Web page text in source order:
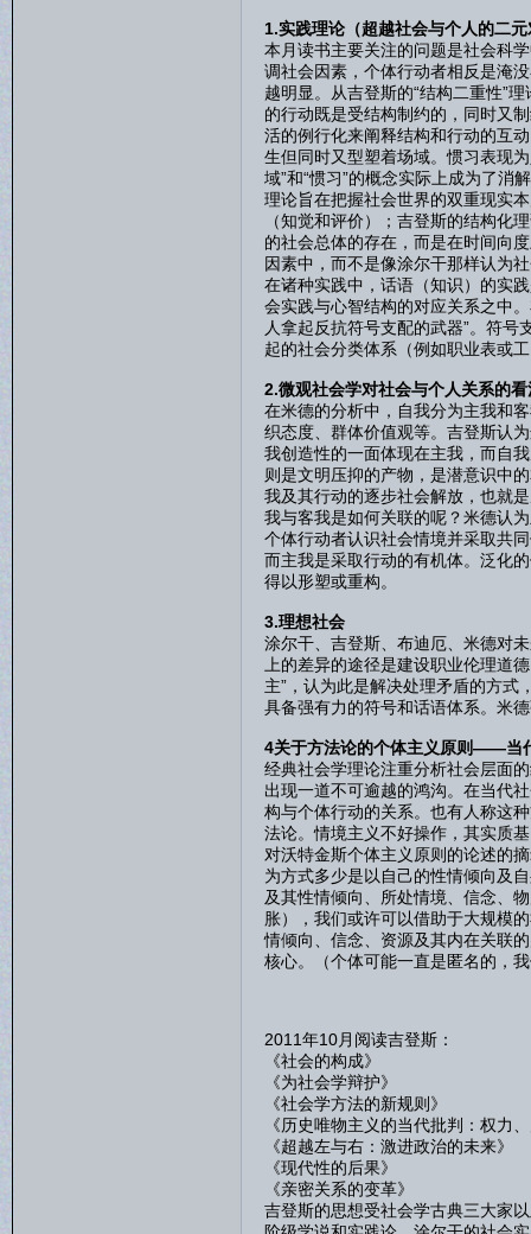
1.实践理论（超越社会与个人的二元
本月读书主要关注的问题是社会科
调社会因素，个体行动者相反是淹
越明显。从吉登斯的“结构二重性”
的行动既是受结构制约的，同时又
活的例行化来阐释结构和行动的互
生但同时又型塑着场域。惯习表现
域”和“惯习”的概念实际上成为了消
理论旨在把握社会世界的双重现实
（知觉和评价）；吉登斯的结构化
的社会总体的存在，而是在时间向
因素中，而不是像涂尔干那样认为
在诸种实践中，话语（知识）的实
会实践与心智结构的对应关系之中
人拿起反抗符号支配的武器”。符
起的社会分类体系（例如职业表或
2.微观社会学对社会与个人关系的看
在米德的分析中，自我分为主我和
织态度、群体价值观等。吉登斯认
我创造性的一面体现在主我，而自
则是文明压抑的产物，是潜意识中
我及其行动的逐步社会解放，也就
我与客我是如何关联的呢？米德认
个体行动者认识社会情境并采取共
而主我是采取行动的有机体。泛化
得以形塑或重构。
3.理想社会
涂尔干、吉登斯、布迪厄、米德对
上的差异的途径是建设职业伦理道
主”，认为此是解决处理矛盾的方
具备强有力的符号和话语体系。米
4关于方法论的个体主义原则——当
经典社会学理论注重分析社会层面
出现一道不可逾越的鸿沟。在当代
构与个体行动的关系。也有人称这
法论。情境主义不好操作，其实质
对沃特金斯个体主义原则的论述的
为方式多少是以自己的性情倾向及
及其性情倾向、所处情境、信念、
胀），我们或许可以借助于大规模
情倾向、信念、资源及其内在关联
核心。（个体可能一直是匿名的，
2011年10月阅读吉登斯：
《社会的构成》
《为社会学辩护》
《社会学方法的新规则》
《历史唯物主义的当代批判：权力
《超越左与右：激进政治的未来》
《现代性的后果》
《亲密关系的变革》
吉登斯的思想受社会学古典三大家